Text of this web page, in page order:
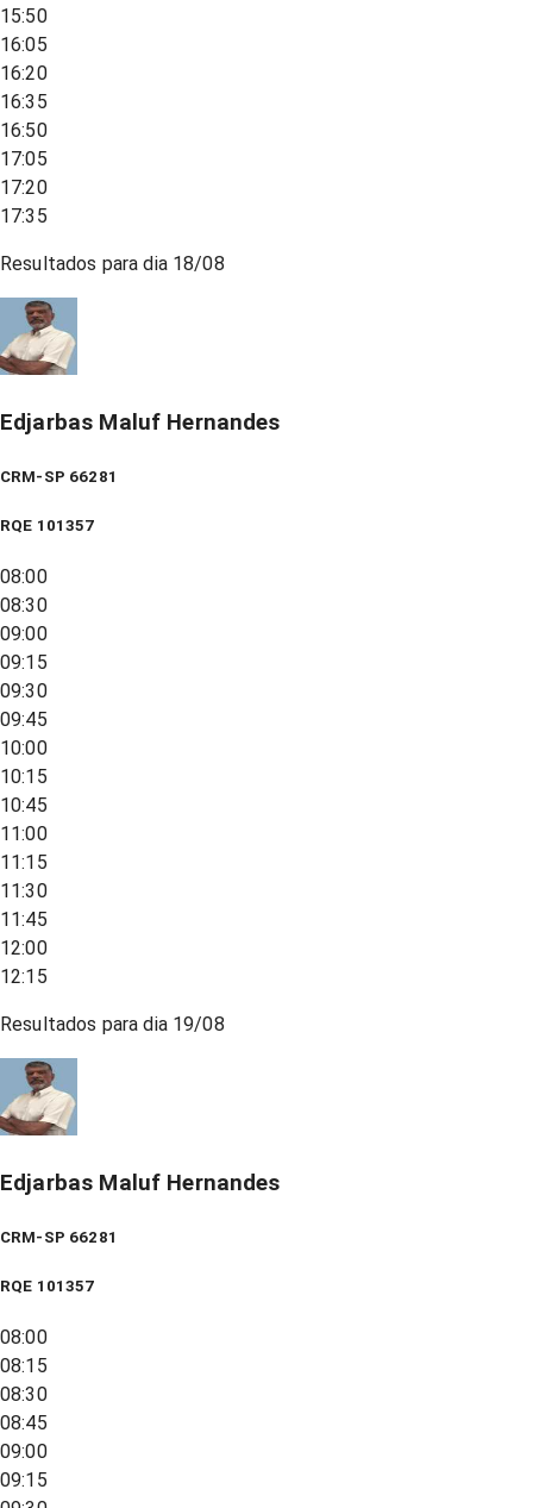
15:50
16:05
16:20
16:35
16:50
17:05
17:20
17:35
Resultados para dia 18/08
Edjarbas Maluf Hernandes
CRM-SP 66281
RQE 101357
08:00
08:30
09:00
09:15
09:30
09:45
10:00
10:15
10:45
11:00
11:15
11:30
11:45
12:00
12:15
Resultados para dia 19/08
Edjarbas Maluf Hernandes
CRM-SP 66281
RQE 101357
08:00
08:15
08:30
08:45
09:00
09:15